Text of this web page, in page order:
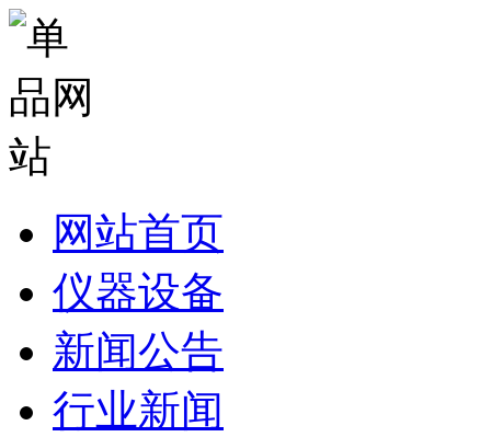
网站首页
仪器设备
新闻公告
行业新闻